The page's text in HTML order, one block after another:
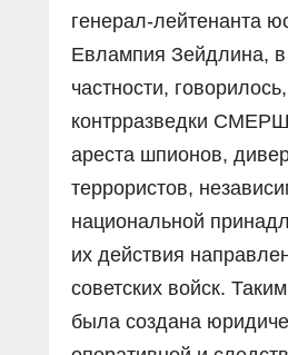
генерал-лейтенанта
Евлампия Зейдлина, в
частности,
контрразведки
ареста шпионов,
террористов,
национальной
их действия
советских войск.
была создана